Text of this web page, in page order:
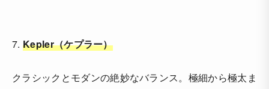
7. Kepler（ケプラー）
クラシックとモダンの絶妙なバランス。極細から極太ま